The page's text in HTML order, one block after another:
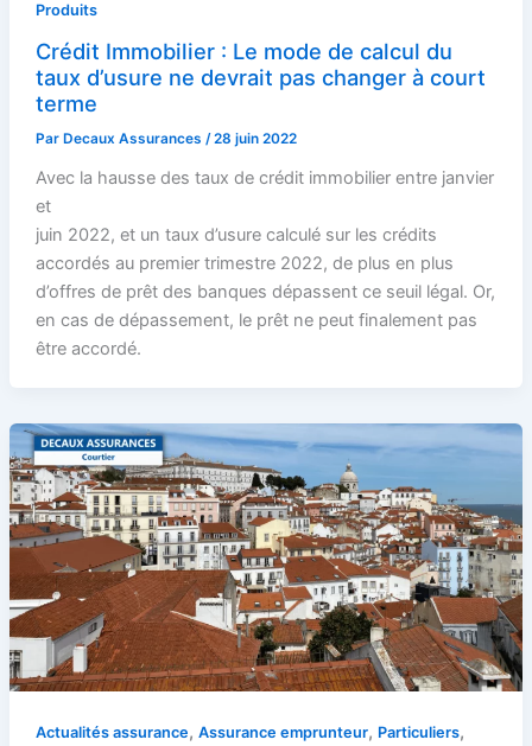
Produits
Crédit Immobilier : Le mode de calcul du
taux d’usure ne devrait pas changer à court
terme
Par Decaux Assurances /28 juin 2022
Avec la hausse des taux de crédit immobilier entre janvier
et
juin 2022, et un taux d’usure calculé sur les crédits
accordés au premier trimestre 2022, de plus en plus
d’offres de prêt des banques dépassent ce seuil légal. Or,
en cas de dépassement, le prêt ne peut finalement pas
être accordé.
Actualités assurance, Assurance emprunteur, Particuliers,